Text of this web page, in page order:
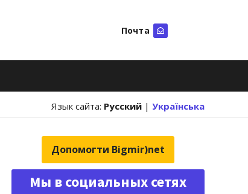
Почта
Язык сайта: Русский | Українська
Допомогти Bigmir)net
Мы в социальных сетях